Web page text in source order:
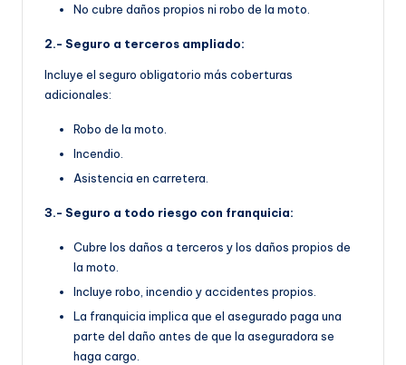
No cubre daños propios ni robo de la moto.
2.- Seguro a terceros ampliado:
Incluye el seguro obligatorio más coberturas
adicionales:
Robo de la moto.
Incendio.
Asistencia en carretera.
3.- Seguro a todo riesgo con franquicia:
Cubre los daños a terceros y los daños propios de
la moto.
Incluye robo, incendio y accidentes propios.
La franquicia implica que el asegurado paga una
parte del daño antes de que la aseguradora se
haga cargo.